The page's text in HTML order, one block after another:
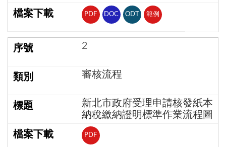
PDF DOC ODT 範例
2
審核流程
新北市政府受理申請核發紙本
納稅繳納證明標準作業流程圖
PDF